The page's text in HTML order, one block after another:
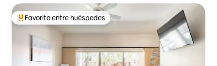
Favorito entre los huéspedes más destacados
Favorito entre huéspedes